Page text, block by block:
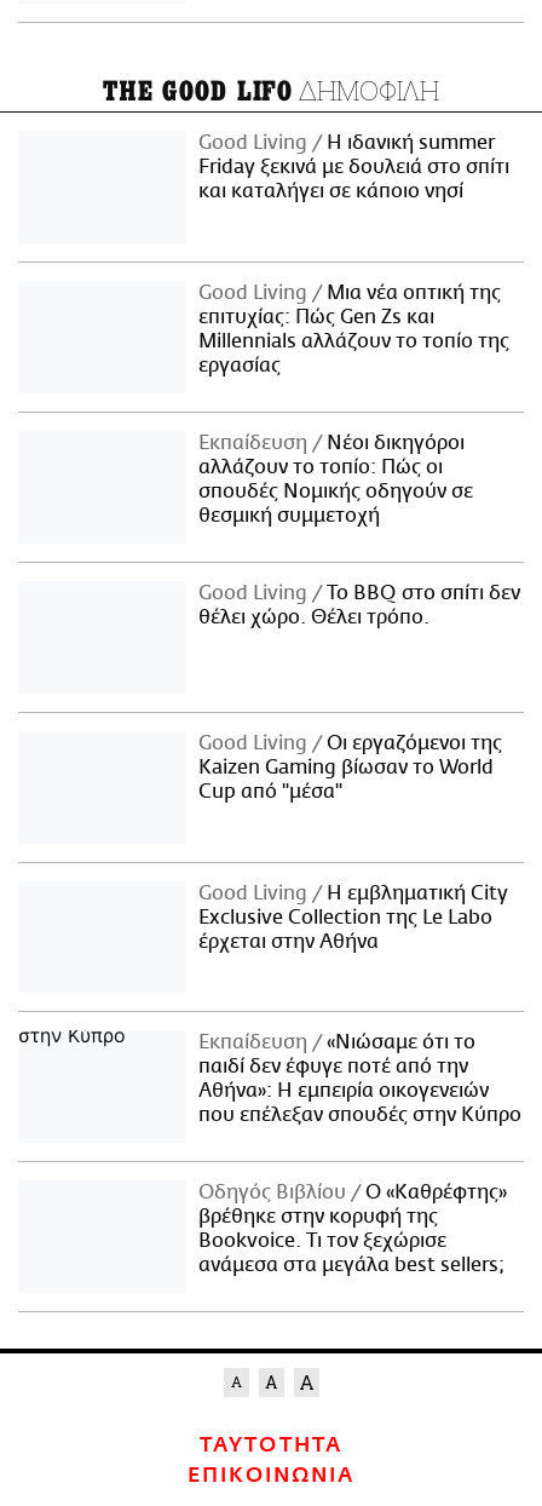
THE GOOD LIFO ΔΗΜΟΦΙΛΗ
Good Living
Η ιδανική summer
Friday ξεκινά με δουλειά στο σπίτι
και καταλήγει σε κάποιο νησί
Good Living
Μια νέα οπτική της
επιτυχίας: Πώς Gen Zs και
Millennials αλλάζουν το τοπίο της
εργασίας
Εκπαίδευση
Νέοι δικηγόροι
αλλάζουν το τοπίο: Πώς οι
σπουδές Νομικής οδηγούν σε
θεσμική συμμετοχή
Good Living
Το BBQ στο σπίτι δεν
θέλει χώρο. Θέλει τρόπο.
Good Living
Οι εργαζόμενοι της
Kaizen Gaming βίωσαν το World
Cup από "μέσα"
Good Living
Η εμβληματική City
Exclusive Collection της Le Labo
έρχεται στην Αθήνα
Εκπαίδευση
«Νιώσαμε ότι το
παιδί δεν έφυγε ποτέ από την
Αθήνα»: Η εμπειρία οικογενειών
που επέλεξαν σπουδές στην Κύπρο
Οδηγός Βιβλίου
Ο «Καθρέφτης»
βρέθηκε στην κορυφή της
Bookvoice. Τι τον ξεχώρισε
ανάμεσα στα μεγάλα best sellers;
ΤΑΥΤΟΤΗΤΑ
ΕΠΙΚΟΙΝΩΝΙΑ